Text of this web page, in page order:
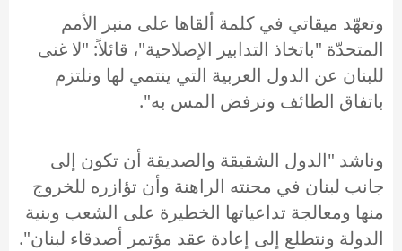
وتعهّد ميقاتي في كلمة ألقاها على منبر الأمم
المتحدّة "باتخاذ التدابير الإصلاحية"، قائلاً: "لا غنى
للبنان عن الدول العربية التي ينتمي لها ونلتزم
باتفاق الطائف ونرفض المس به".
وناشد "الدول الشقيقة والصديقة أن تكون إلى
جانب لبنان في محنته الراهنة وأن تؤازره للخروج
منها ومعالجة تداعياتها الخطيرة على الشعب وبنية
الدولة ونتطلع إلى إعادة عقد مؤتمر أصدقاء لبنان".